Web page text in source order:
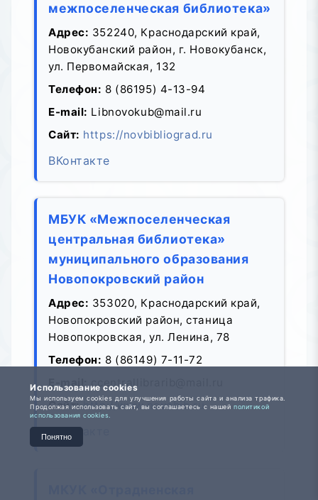
межпоселенческая библиотека»
Адрес: 352240, Краснодарский край,
Новокубанский район, г. Новокубанск,
ул. Первомайская, 132
Телефон: 8 (86195) 4-13-94
E-mail: Libnovokub@mail.ru
Сайт: https://novbibliograd.ru
ВКонтакте
МБУК «Межпоселенческая
центральная библиотека»
муниципального образования
Новопокровский район
Адрес: 353020, Краснодарский край,
Новопокровский район, станица
Новопокровская, ул. Ленина, 78
Телефон: 8 (86149) 7-11-72
E-mail:ccentrallibrarib@mail.ru
Сайт: http://www.novоbib.ru
ВКонтакте
Использование cookies
Мы используем cookies для улучшения работы сайта и анализа трафика.
Продолжая использовать сайт, вы соглашаетесь с нашейполитикой
использования cookies.
Понятно